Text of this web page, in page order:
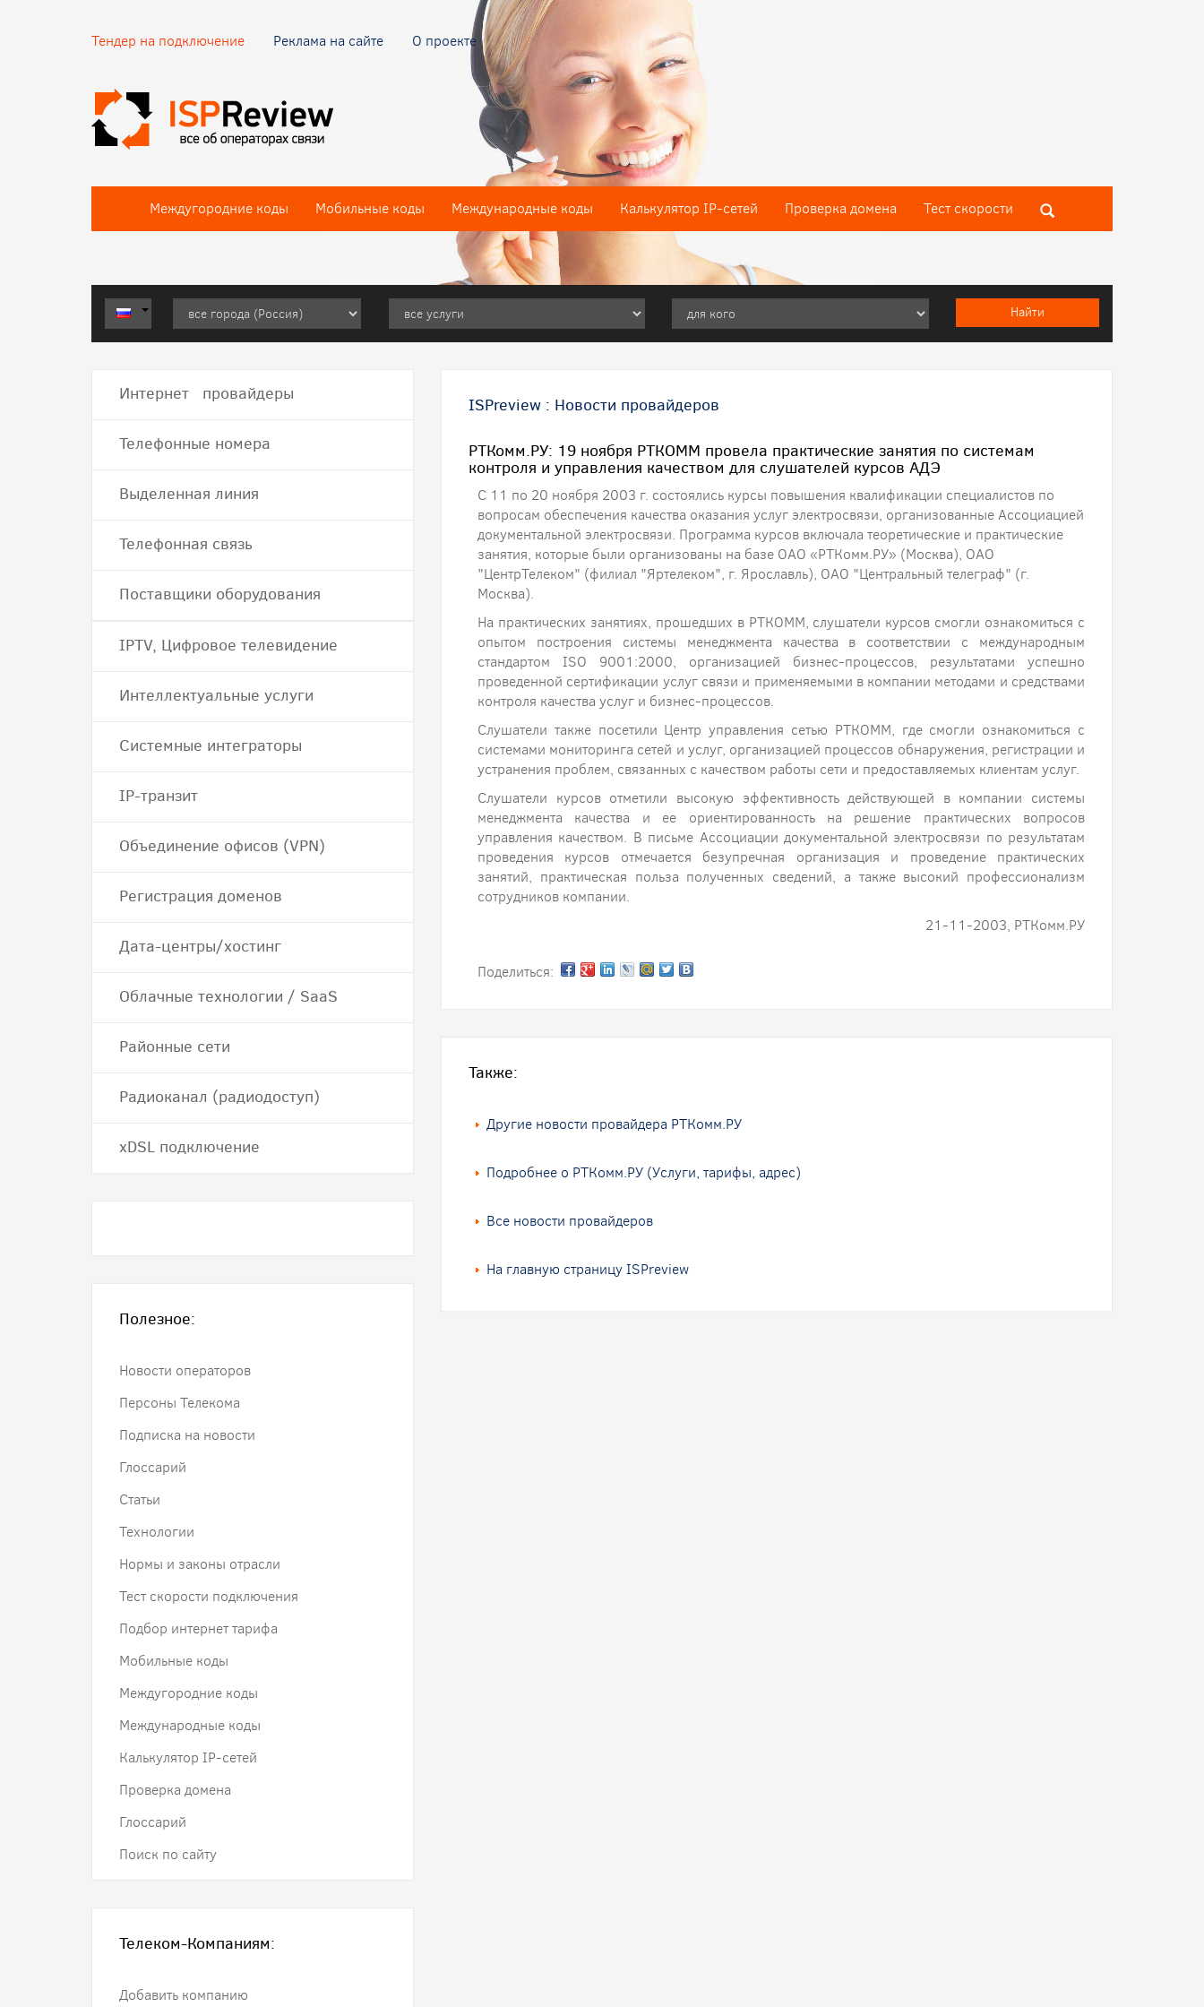
Тендер на подключение Реклама на сайте О проекте
Междугородние коды Мобильные коды Международные коды Калькулятор IP-сетей Проверка домена Тест скороcти
ISPreview : Новости провайдеров
РТКомм.РУ: 19 ноября РТКОММ провела практические занятия по системам
контроля и управления качеством для слушателей курсов АДЭ
С 11 по 20 ноября 2003 г. состоялись курсы повышения квалификации специалистов по
вопросам обеспечения качества оказания услуг электросвязи, организованные Ассоциацией
документальной электросвязи. Программа курсов включала теоретические и практические
занятия, которые были организованы на базе ОАО «РТКомм.РУ» (Москва), ОАО
"ЦентрТелеком" (филиал "Яртелеком", г. Ярославль), ОАО "Центральный телеграф" (г.
Москва).
На практических занятиях, прошедших в РТКОММ, слушатели курсов смогли ознакомиться с
опытом построения системы менеджмента качества в соответствии с международным
стандартом ISO 9001:2000, организацией бизнес-процессов, результатами успешно
проведенной сертификации услуг связи и применяемыми в компании методами и средствами
контроля качества услуг и бизнес-процессов.
Слушатели также посетили Центр управления сетью РТКОММ, где смогли ознакомиться с
системами мониторинга сетей и услуг, организацией процессов обнаружения, регистрации и
устранения проблем, связанных с качеством работы сети и предоставляемых клиентам услуг.
Слушатели курсов отметили высокую эффективность действующей в компании системы
менеджмента качества и ее ориентированность на решение практических вопросов
управления качеством. В письме Ассоциации документальной электросвязи по результатам
проведения курсов отмечается безупречная организация и проведение практических
занятий, практическая польза полученных сведений, а также высокий профессионализм
сотрудников компании.
21-11-2003, РТКомм.РУ
Поделиться:
Также:
Другие новости провайдера РТКомм.РУ
Подробнее о РТКомм.РУ (Услуги, тарифы, адрес)
Все новости провайдеров
На главную страницу ISPreview
Интернет провайдеры
Телефонные номера
Выделенная линия
Телефонная связь
Поставщики оборудования
IPTV, Цифровое телевидение
Интеллектуальные услуги
Системные интеграторы
IP-транзит
Объединение офисов (VPN)
Регистрация доменов
Дата-центры/хостинг
Облачные технологии / SaaS
Районные сети
Радиоканал (радиодоступ)
хDSL подключение
Полезное:
Новости операторов
Персоны Телекома
Подписка на новости
Глоссарий
Статьи
Технологии
Нормы и законы отрасли
Тест скорости подключения
Подбор интернет тарифа
Мобильные коды
Междугородние коды
Международные коды
Калькулятор IP-сетей
Проверка домена
Глоссарий
Поиск по сайту
Телеком-Компаниям:
Добавить компанию